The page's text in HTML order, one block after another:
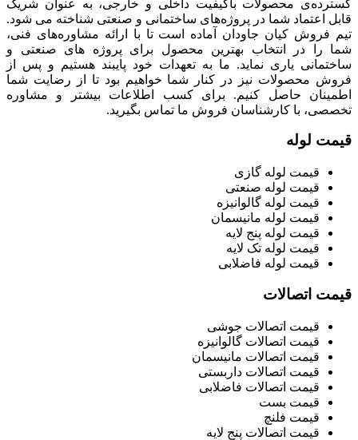
گسترده‌‌ی محصولات باکیفیت داخلی و خارجی، به عنوان شریک
قابل اعتماد شما در پروژه‌های ساختمانی و صنعتی شناخته می شود.
تیم فروش کیان جاودان آماده است تا با ارائه مشاوره‌های فنی،
شما را در انتخاب بهترین محصول برای پروژه های صنعتی و
ساختمانی یاری نماید. ما به تعهدات خود پایبند هستیم و پس از
فروش محصولات نیز در کنار شما خواهیم بود تا از رضایت شما
اطمینان حاصل کنیم. برای کسب اطلاعات بیشتر و مشاوره
تخصصی، با کارشناسان فروش ما تماس بگیرید.
قیمت لوله
قیمت لوله گازی
قیمت لوله صنعتی
قیمت لوله گالوانیزه
قیمت لوله مانیسمان
قیمت لوله پنج لایه
قیمت لوله تک لایه
قیمت لوله فاضلابی
قیمت اتصالات
قیمت اتصالات جوشی
قیمت اتصالات گالوانیزه
قیمت اتصالات مانیسمان
قیمت اتصالات داربستی
قیمت اتصالات فاضلابی
قیمت بست
قیمت فلنچ
قیمت اتصالات پنج لایه